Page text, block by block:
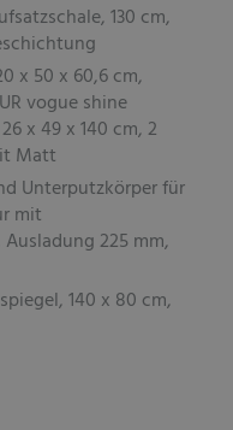
130 cm,
x 50 x 60,6 cm,
vogue shine
x 49 x 140 cm, 2
Matt
Unterputzkörper für
mit
225 mm,
140 x 80 cm,